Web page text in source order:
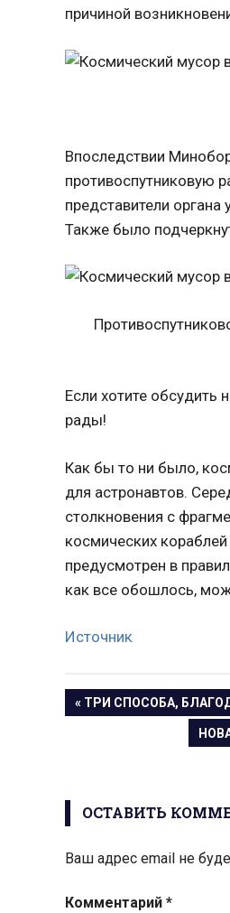
причиной
Впоследствии
противоспутниковую
представители
Также было
Если хотите обсудить
рады!
Как бы то ни было,
для астронавтов.
столкновения с
космических
предусмотрен в
как все обошлось,
Источник
Навигация
ПРЕДЫДУЩАЯ
ТРИ СПОСОБА,
ОСТАВИТЬ
Ваш адрес email не
Комментарий *